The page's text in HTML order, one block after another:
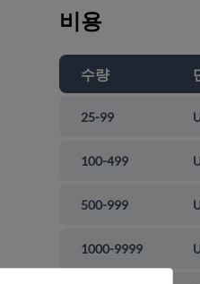
비용
수량
25-99
100-499
500-999
1000-9999